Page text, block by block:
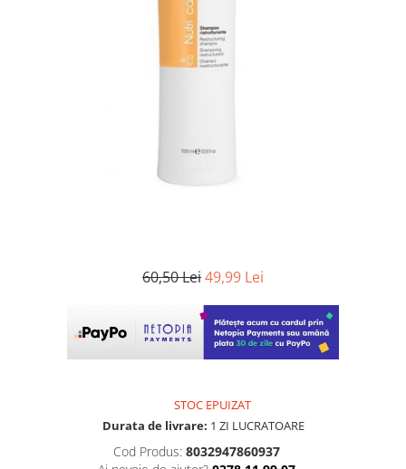
60,50 Lei49,99 Lei
STOC EPUIZAT
Durata de livrare: 1 ZI LUCRATOARE
Cod Produs: 8032947860937